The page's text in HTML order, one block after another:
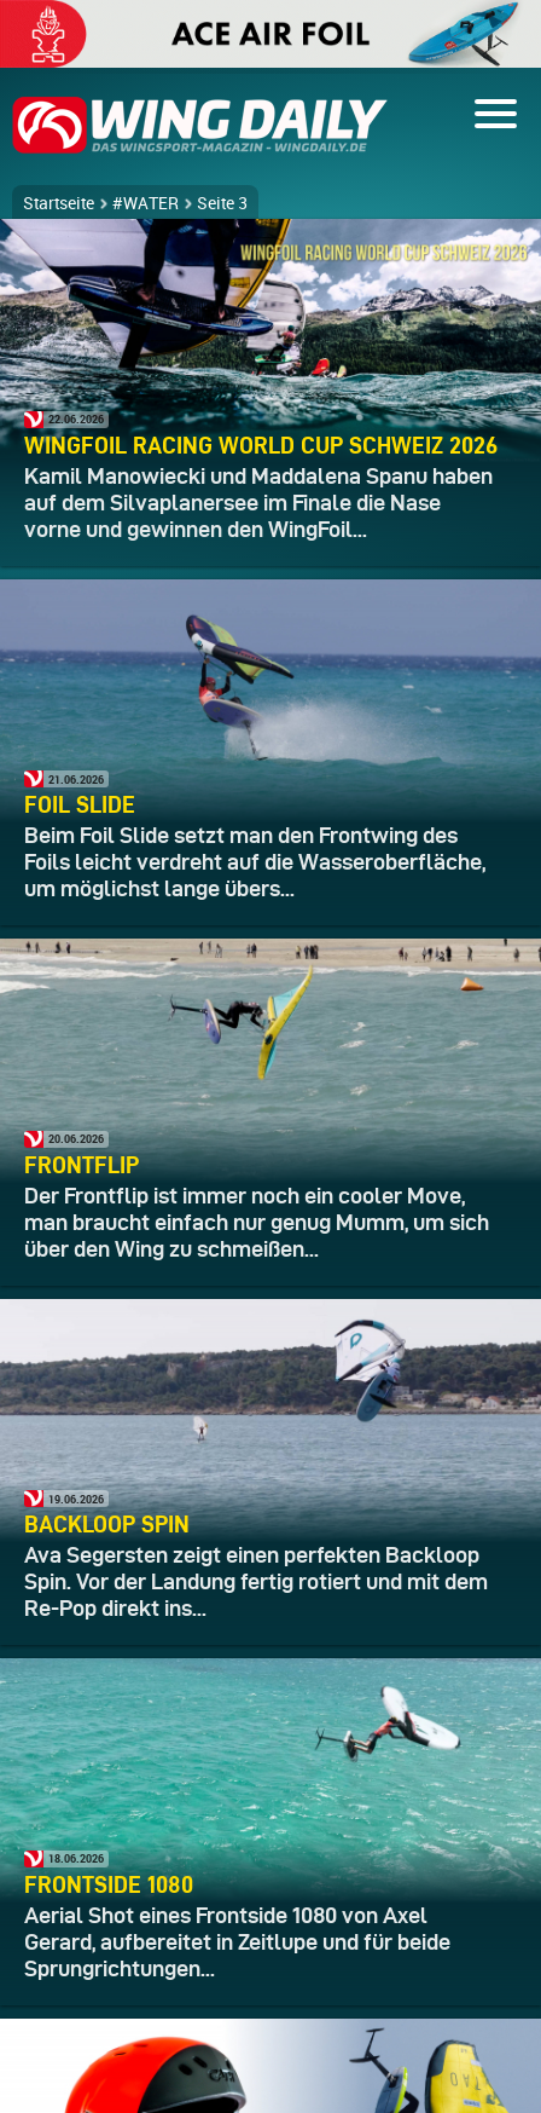
Startseite #WATER Seite 3
22.06.2026
WINGFOIL RACING WORLD CUP SCHWEIZ 2026
Kamil Manowiecki und Maddalena Spanu haben
auf dem Silvaplanersee im Finale die Nase
vorne und gewinnen den WingFoil...
21.06.2026
FOIL SLIDE
Beim Foil Slide setzt man den Frontwing des
Foils leicht verdreht auf die Wasseroberfläche,
um möglichst lange übers...
20.06.2026
FRONTFLIP
Der Frontflip ist immer noch ein cooler Move,
man braucht einfach nur genug Mumm, um sich
über den Wing zu schmeißen...
19.06.2026
BACKLOOP SPIN
Ava Segersten zeigt einen perfekten Backloop
Spin. Vor der Landung fertig rotiert und mit dem
Re-Pop direkt ins...
18.06.2026
FRONTSIDE 1080
Aerial Shot eines Frontside 1080 von Axel
Gerard, aufbereitet in Zeitlupe und für beide
Sprungrichtungen...